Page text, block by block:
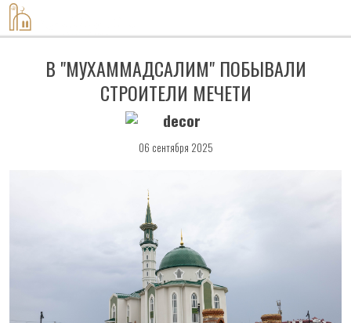
В "МУХАММАДСАЛИМ" ПОБЫВАЛИ
СТРОИТЕЛИ МЕЧЕТИ
06 сентября 2025